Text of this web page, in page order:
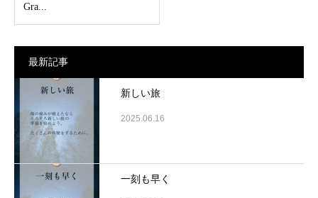
Gra...
最新記事
新しい旅
2025.06.16
一刻も早く